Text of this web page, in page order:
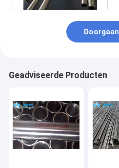
Doorgaan
Geadviseerde Producten